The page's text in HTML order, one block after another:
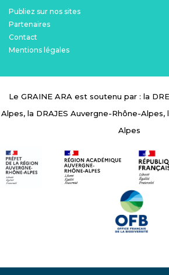
Menu Pied de page
Publiez sur nos sites
Partenaires
Contact
Mentions légales
Le GRAINE ARA est soutenu par : la
Alpes, la DRAJES Auvergne-Rhône-Alpes,
Alpes